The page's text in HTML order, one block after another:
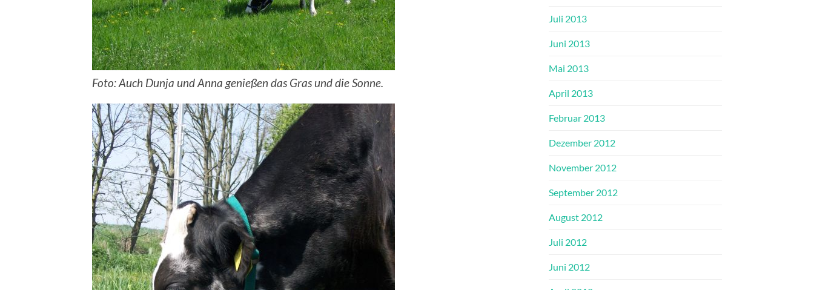
Foto: Auch Dunja und Anna genießen das Gras und die Sonne.
Juli 2013
Juni 2013
Mai 2013
April 2013
Februar 2013
Dezember 2012
November 2012
September 2012
August 2012
Juli 2012
Juni 2012